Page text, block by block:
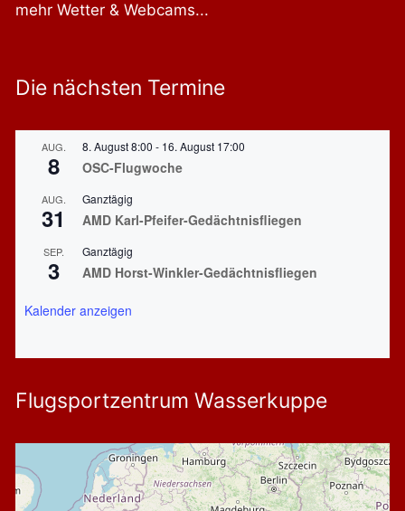
mehr Wetter & Webcams...
Die nächsten Termine
AUG.
8
8. August 8:00 - 16. August 17:00
OSC-Flugwoche
AUG.
31
Ganztägig
AMD Karl-Pfeifer-Gedächtnisfliegen
SEP.
3
Ganztägig
AMD Horst-Winkler-Gedächtnisfliegen
Kalender anzeigen
Flugsportzentrum Wasserkuppe